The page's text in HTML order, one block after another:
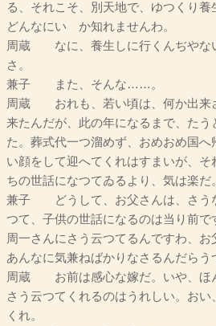
る、それこそ、別天地で、ゆつくり養
どんなにいゝか知れませんわ。
周蔵 なに、養生しに行くんぢやな
さ。
兼子 また、そんな……。
周蔵 おれも、若い頃は、何か出来
来たんだが、此の年になるまで、たう
た。葬式代一つ溜めず、おめおめ国
い顔をして迎へてくれはすまいが、そ
ちの世話になつてゐるより、気は楽だ。
兼子 どうして、お父さんは、さう
つて、子供の世話になるのは当り前で
周一さんにさう云つてるんですわ、お
あんなに気兼ねばかりなさるんだら
周蔵 お前は感心な嫁だ。いや、ほ
さう云つてくれるのはうれしい。おい
くれ。